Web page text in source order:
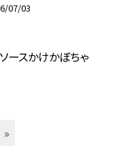
07/03
ースかけかぼちゃ
»